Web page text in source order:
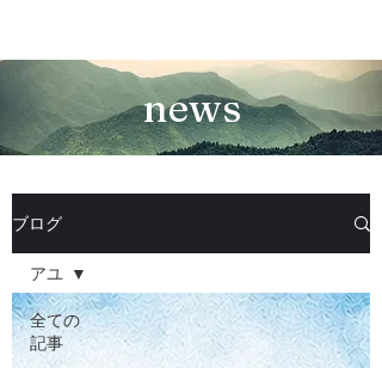
news
ブログ
全ての
記事
アユ